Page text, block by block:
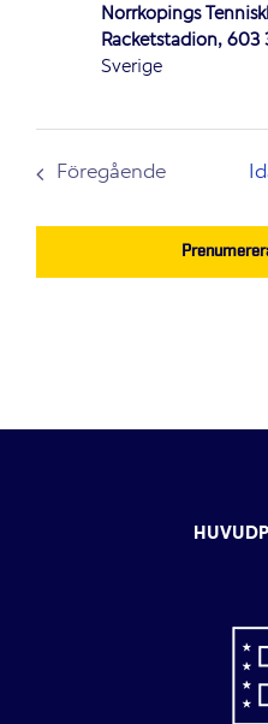
Norrköpings
Racketstadion, 603
Sverige
Föregående